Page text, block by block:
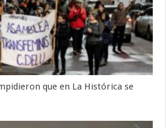
que en La Histórica se